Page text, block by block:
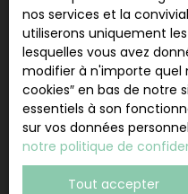
Société Worldline,
BLOIS CEDEX.
Pour en savoir plus
données
politique de
nos services et la
utiliserons uniquement
lesquelles vous avez
modifier à n'importe quel
cookies″ en bas de notre
essentiels à son
sur vos données
notre politique de
Tout accepter